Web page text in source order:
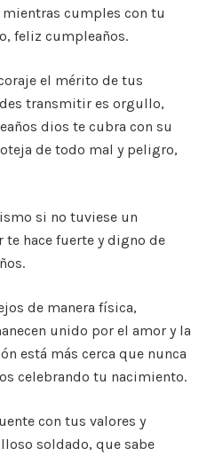
cumples con tu
feliz cumpleaños.
el mérito de tus
transmitir es orgullo,
dios te cubra con su
de todo mal y peligro,
si no tuviese un
hace fuerte y digno de
de manera física,
unido por el amor y la
está más cerca que nunca
celebrando tu nacimiento.
con tus valores y
soldado, que sabe